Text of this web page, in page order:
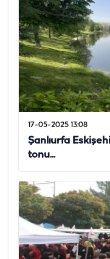
17-05-2025 13:08
Şanlıurfa
tonu...